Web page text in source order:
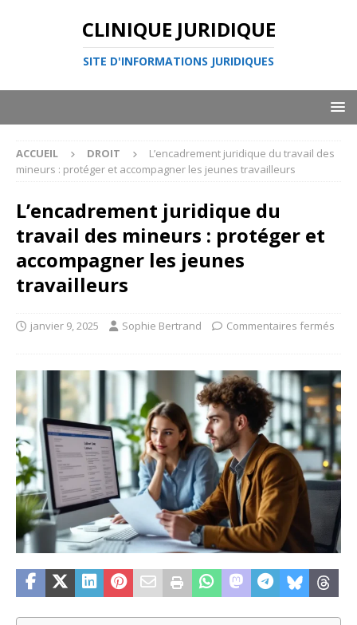
CLINIQUE JURIDIQUE
SITE D'INFORMATIONS JURIDIQUES
ACCUEIL DROIT
L’encadrement juridique du travail des
mineurs : protéger et accompagner les jeunes travailleurs
L’encadrement juridique du
travail des mineurs : protéger et
accompagner les jeunes
travailleurs
janvier 9, 2025 Sophie Bertrand Commentaires fermés